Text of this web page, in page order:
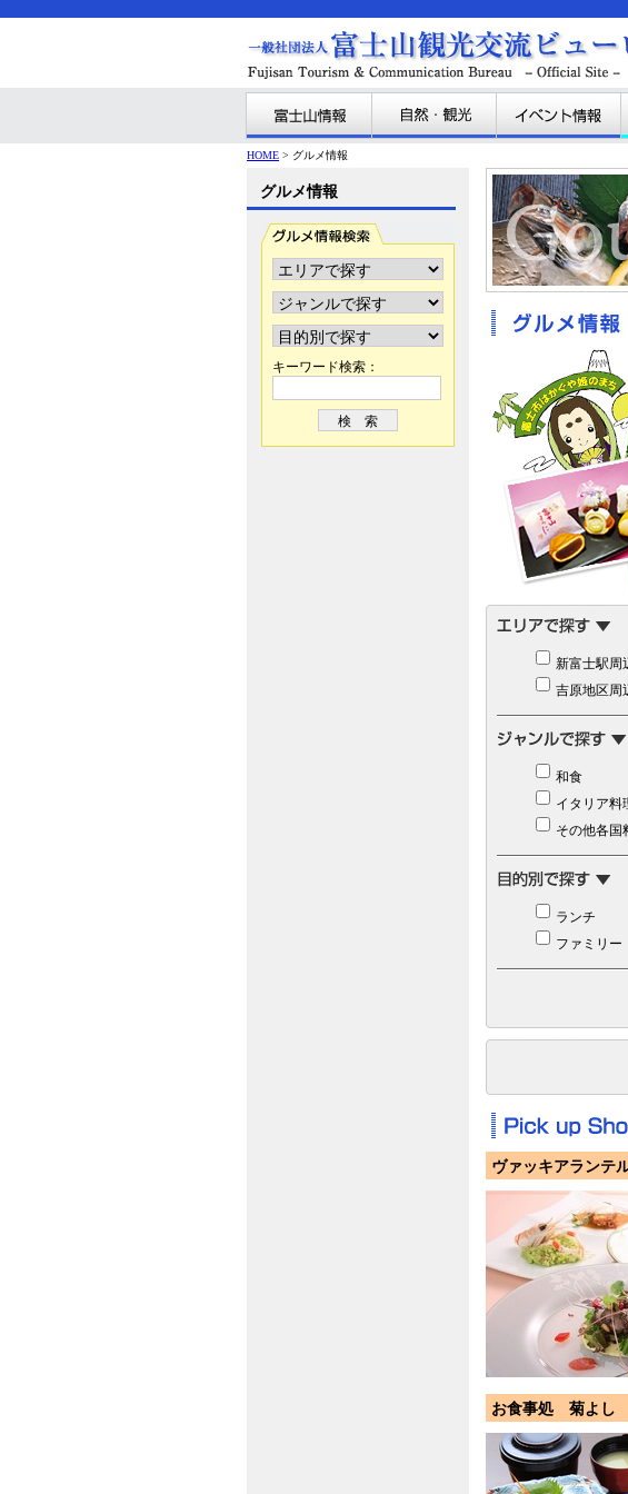
HOME > グルメ情報
グルメ情報
キーワード検索：
新富士駅周
吉原地区周
和食
イタリア料
その他各国
ランチ
ファミリー
ヴァッキアランテ
お食事処 菊よし